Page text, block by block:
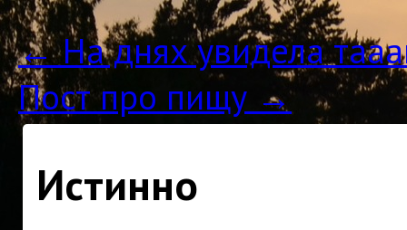
←На днях увидела
Пост про пищу →
Истинно